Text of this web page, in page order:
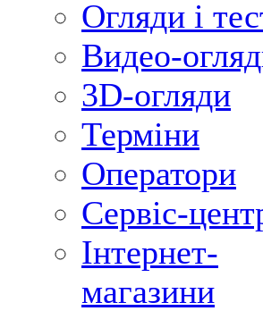
Огляди і
Видео-
3D-огляди
Терміни
Оператори
Сервіс-
Інтернет-
магазини